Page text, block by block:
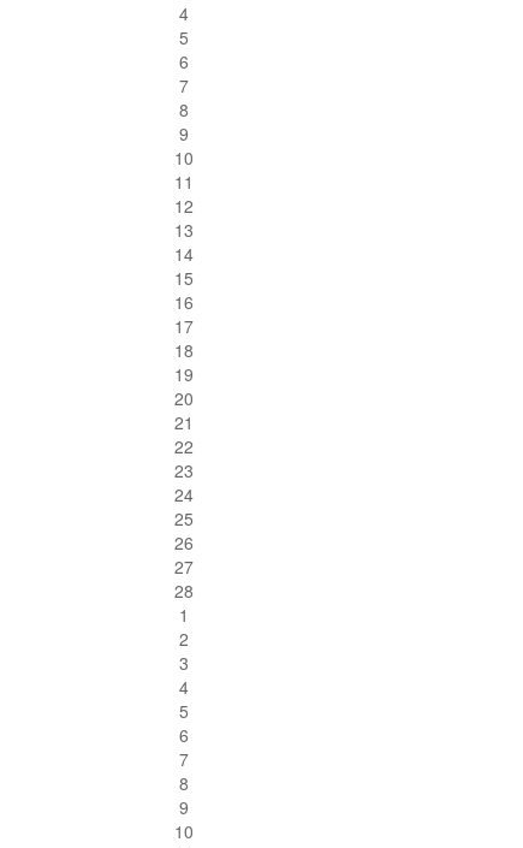
4
5
6
7
8
9
10
11
12
13
14
15
16
17
18
19
20
21
22
23
24
25
26
27
28
1
2
3
4
5
6
7
8
9
10